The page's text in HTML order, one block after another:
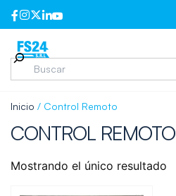
Inicio / Control Remoto
CONTROL REMOTO
Mostrando el único resultado